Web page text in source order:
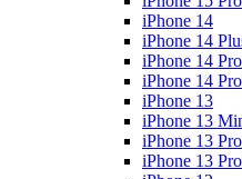
iPhone 14
iPhone 14
iPhone 14 Pro
iPhone 14
iPhone 13
iPhone 13
iPhone 13 Pro
iPhone 13